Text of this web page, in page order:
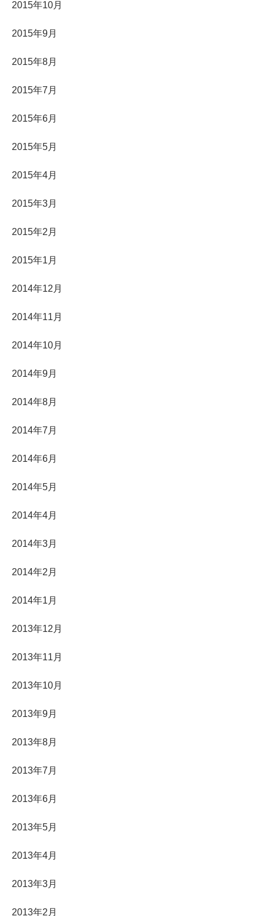
2015年10月
2015年9月
2015年8月
2015年7月
2015年6月
2015年5月
2015年4月
2015年3月
2015年2月
2015年1月
2014年12月
2014年11月
2014年10月
2014年9月
2014年8月
2014年7月
2014年6月
2014年5月
2014年4月
2014年3月
2014年2月
2014年1月
2013年12月
2013年11月
2013年10月
2013年9月
2013年8月
2013年7月
2013年6月
2013年5月
2013年4月
2013年3月
2013年2月